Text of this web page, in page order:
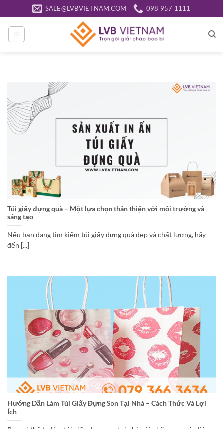
qua
nội
dung
SALE@LVBVIETNAM.COM 098 957 1111
Túi giấy đựng quà – Một lựa chọn thân thiện với môi trường và
sáng tạo
Nếu bạn đang tìm kiếm túi giấy đựng quà đẹp và chất lượng, hãy
đến [...]
Hướng Dẫn Làm Túi Giấy Đựng Son Tại Nhà – Cách Thức Và Lợi
Ích